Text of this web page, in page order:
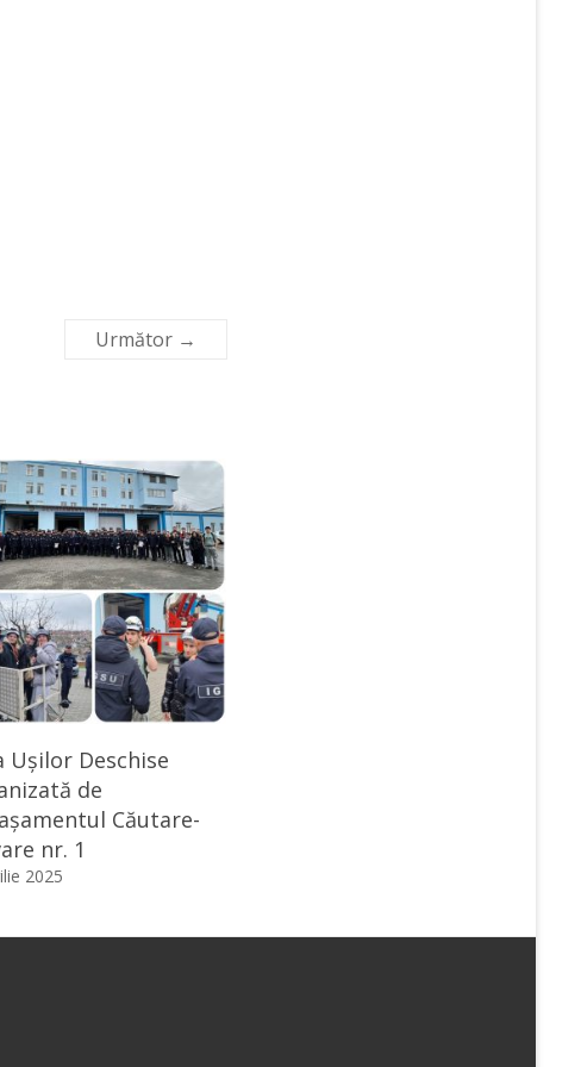
Următor →
Ușilor Deschise
de
Căutare-
nr. 1
2025